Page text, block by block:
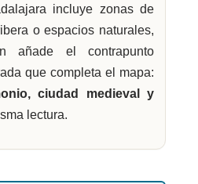
incluye zonas de
o espacios naturales,
añade el contrapunto
que completa el mapa:
ciudad medieval y
lectura.